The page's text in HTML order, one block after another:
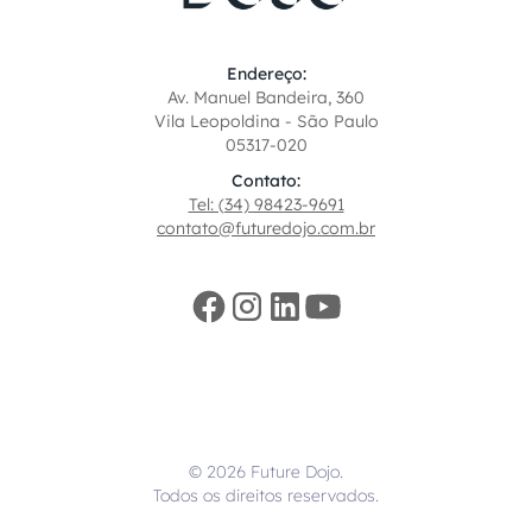
Endereço:
Av. Manuel Bandeira, 360
Vila Leopoldina - São Paulo
05317-020
Contato:
Tel: (34) 98423-9691
contato@futuredojo.com.br
© 2026 Future Dojo.
Todos os direitos reservados.